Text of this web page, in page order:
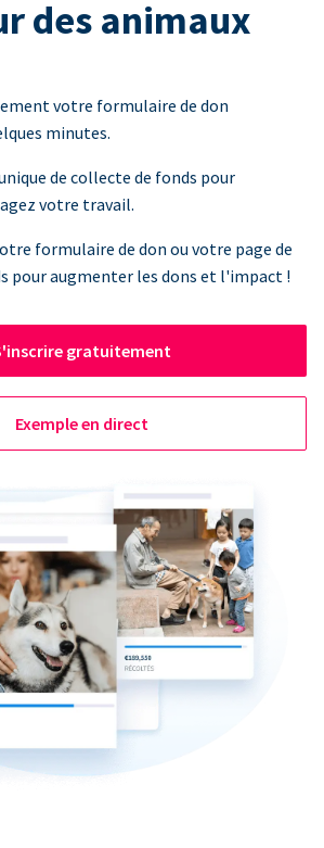
des animaux
votre formulaire de don
minutes.
de collecte de fonds pour
votre travail.
formulaire de don ou votre page de
pour augmenter les dons et l'impact !
gratuitement
Exemple en direct